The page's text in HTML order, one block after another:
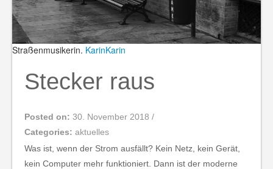
Straßenmusikerin. KarinKarin
Stecker raus
Posted on: 30. November 2018 /
Categories: aktuelles
Was ist, wenn der Strom ausfällt? Kein Netz, kein Gerät,
kein Computer mehr funktioniert. Dann ist der moderne